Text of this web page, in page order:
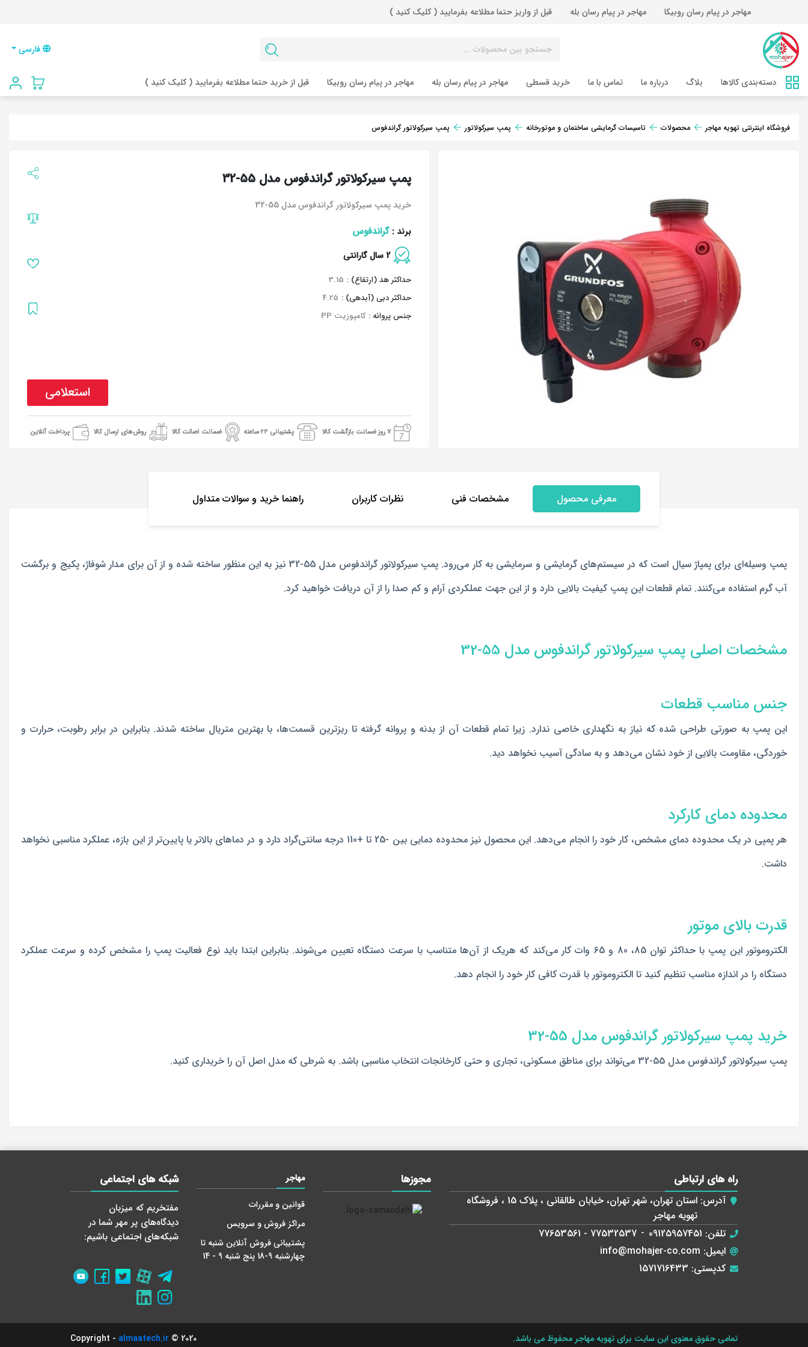
مهاجر در پیام رسان روبیکا مهاجر در پیام رسان بله قبل از واریز حتما مطلاعه بفرمایید ( کلیک کنید )
فارسی
دسته‌بندی کالاها بلاگ درباره ما تماس‌ با ما خرید قسطی مهاجر در پیام رسان بله مهاجر در پیام رسان روبیکا قبل از خرید حتما مطلاعه بفرمایید ( کلیک کنید )
فروشگاه اینترنتی تهویه مهاجر محصولات تاسیسات گرمایشی ساختمان و موتورخانه پمپ سیرکولاتور پمپ سیرکولاتور گراندفوس
پمپ سیرکولاتور گراندفوس مدل 55-32
خرید پمپ سیرکولاتور گراندفوس مدل 55-32
برند : گراندفوس
2 سال گارانتی
حداکثر هد (ارتفاع) : 3.15
حداکثر دبی (آبدهی) : 4.25
جنس پروانه : کامپوزیت PP
استعلامی
7 روز ضمانت بازگشت کالا پشتیبانی 24 ساعته ضمانت اصالت کالا روش‌های ارسال کالا پرداخت آنلاین
معرفی محصول مشخصات فنی نظرات کاربران راهنما خرید و سوالات متداول
پمپ وسیله‌ای برای پمپاژ سیال است که در سیستم‌های گرمایشی و سرمایشی به کار می‌رود. پمپ سیرکولاتور گراندفوس مدل 55-32 نیز به این منظور ساخته شده و از آن برای مدار شوفاژ، پکیج و برگشت
آب گرم استفاده می‌کنند. تمام قطعات این پمپ کیفیت بالایی دارد و از این جهت عملکردی آرام و کم صدا را از آن دریافت خواهید کرد.
مشخصات اصلی پمپ سیرکولاتور گراندفوس مدل 55-32
جنس مناسب قطعات
این پمپ به صورتی طراحی شده که نیاز به نگهداری خاصی ندارد. زیرا تمام قطعات آن از بدنه و پروانه گرفته تا ریزترین قسمت‌ها، با بهترین متریال ساخته شدند. بنابراین در برابر رطوبت، حرارت و
خوردگی، مقاومت بالایی از خود نشان می‌دهد و به سادگی آسیب نخواهد دید.
محدوده دمای کارکرد
هر پمپی در یک محدوده دمای مشخص، کار خود را انجام می‌دهد. این محصول نیز محدوده دمایی بین -25 تا +110 درجه سانتی‌گراد دارد و در دماهای بالاتر یا پایین‌تر از این بازه، عملکرد مناسبی نخواهد
داشت.
قدرت بالای موتور
الکتروموتور این پمپ با حداکثر توان 85، 80 و 65 وات کار می‌کند که هریک از آن‌‌ها متناسب با سرعت دستگاه تعیین می‌شوند. بنابراین ابتدا باید نوع فعالیت پمپ را مشخص کرده و سرعت عملکرد
دستگاه را در اندازه مناسب تنظیم کنید تا الکتروموتور با قدرت کافی کار خود را انجام دهد.
خرید پمپ سیرکولاتور گراندفوس مدل 55-32
پمپ سیرکولاتور گراندفوس مدل 55-32 می‌تواند برای مناطق مسکونی، تجاری و حتی کارخانجات انتخاب مناسبی باشد. به شرطی که مدل اصل آن را خریداری کنید.
راه های ارتباطی
آدرس:
استان تهران، شهر تهران، خیابان طالقانی ، پلاک 15 ، فروشگاه
تهویه مهاجر
تلفن: 09125957451
-
77532537 - 77653561
ایمیل: info@mohajer-co.com
کدپستی: 1571716433
مجوز‌ها
مهاجر
قوانین و مقررات
مراکز فروش و سرویس
پشتیبانی فروش آنلاین شنبه تا
چهارشنبه 9-18 پنج شنبه 9 - 14
شبکه های اجتماعی
مفتخریم که میزبان
دید‌گاه‌های پر مهر شما در
شبکه‌های اجتماعی باشیم:
تمامی حقوق معنوی این سایت برای تهویه مهاجر محفوظ می باشد. 2020 © Copyright -
almaatech.ir